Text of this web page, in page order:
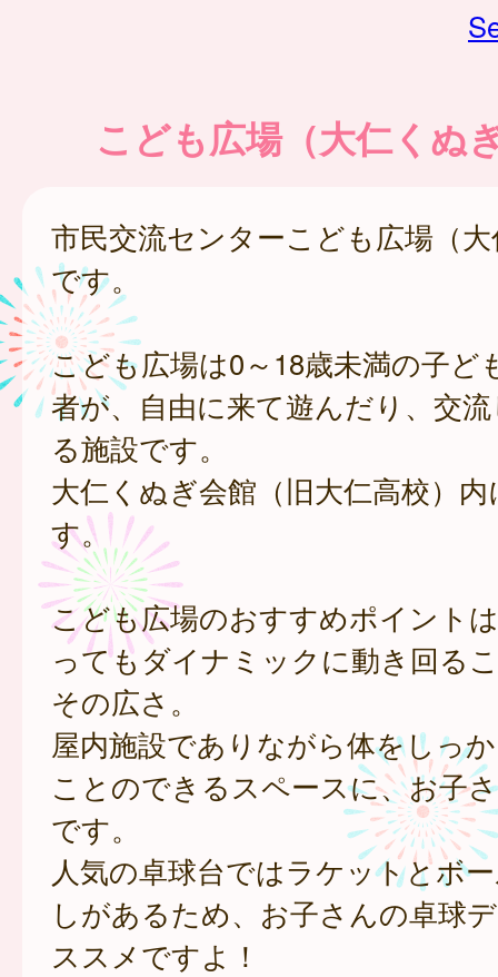
こども広場（大仁くぬ
市民交流センターこども広場（
です。
こども広場は0～18歳未満の子ど
者が、自由に来て遊んだり、交
る施設です。
大仁くぬぎ会館（旧大仁高校）
す。
こども広場のおすすめポイント
ってもダイナミックに動き回る
その広さ。
屋内施設でありながら体をしっ
ことのできるスペースに、お子
です。
人気の卓球台ではラケットとボ
しがあるため、お子さんの卓球
ススメですよ！